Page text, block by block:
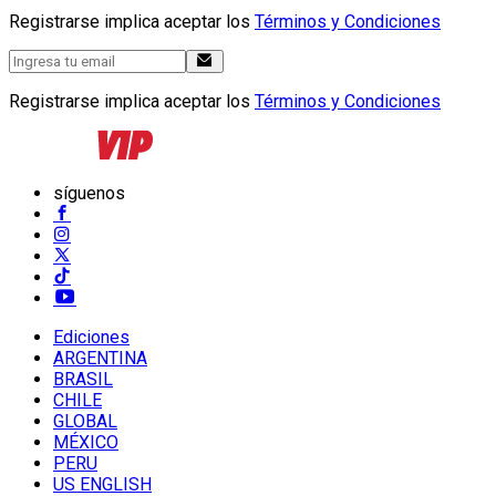
Registrarse implica aceptar los Términos y Condiciones
Registrarse implica aceptar los Términos y Condiciones
síguenos
Ediciones
ARGENTINA
BRASIL
CHILE
GLOBAL
MÉXICO
PERU
US ENGLISH